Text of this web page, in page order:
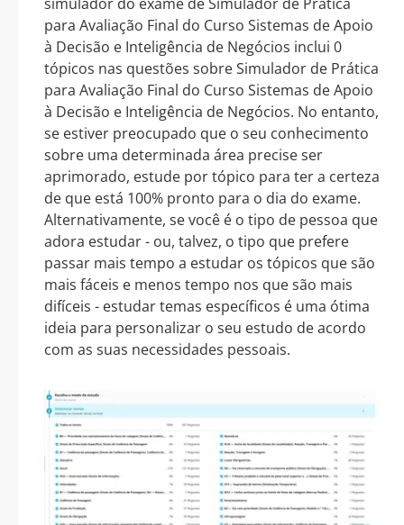
para Avaliação Final do Curso Sistemas de Apoio
à Decisão e Inteligência de Negócios inclui 0
tópicos nas questões sobre Simulador de Prática
para Avaliação Final do Curso Sistemas de Apoio
à Decisão e Inteligência de Negócios. No entanto,
se estiver preocupado que o seu conhecimento
sobre uma determinada área precise ser
aprimorado, estude por tópico para ter a certeza
de que está 100% pronto para o dia do exame.
Alternativamente, se você é o tipo de pessoa que
adora estudar - ou, talvez, o tipo que prefere
passar mais tempo a estudar os tópicos que são
mais fáceis e menos tempo nos que são mais
difíceis - estudar temas específicos é uma ótima
ideia para personalizar o seu estudo de acordo
com as suas necessidades pessoais.